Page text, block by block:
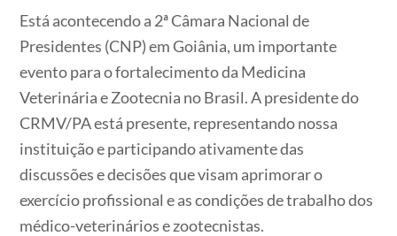
Está acontecendo a 2ª Câmara Nacional de
Presidentes (CNP) em Goiânia, um importante
evento para o fortalecimento da Medicina
Veterinária e Zootecnia no Brasil. A presidente do
CRMV/PA está presente, representando nossa
instituição e participando ativamente das
discussões e decisões que visam aprimorar o
exercício profissional e as condições de trabalho dos
médico-veterinários e zootecnistas.